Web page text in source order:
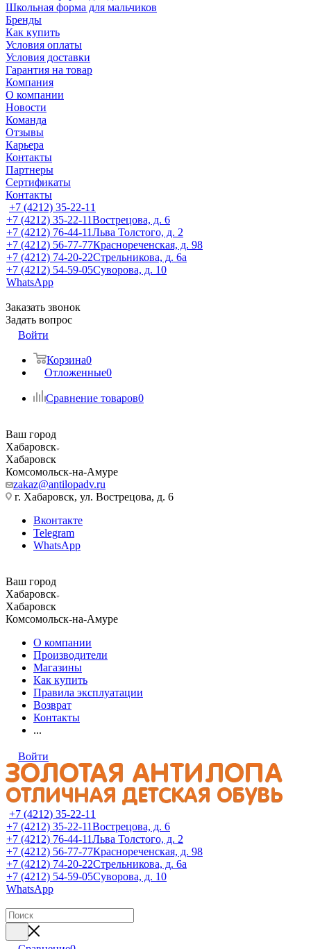
Школьная форма для мальчиков
Бренды
Как купить
Условия оплаты
Условия доставки
Гарантия на товар
Компания
О компании
Новости
Команда
Отзывы
Карьера
Контакты
Партнеры
Сертификаты
Контакты
+7 (4212) 35-22-11
+7 (4212) 35-22-11Вострецова, д. 6
+7 (4212) 76-44-11Льва Толстого, д. 2
+7 (4212) 56-77-77Краснореченская, д. 98
+7 (4212) 74-20-22Стрельникова, д. 6а
+7 (4212) 54-59-05Суворова, д. 10
WhatsApp
Заказать звонок
Задать вопрос
Войти
Корзина0
Отложенные0
Сравнение товаров0
Ваш город
Хабаровск
Хабаровск
Комсомольск-на-Амуре
zakaz@antilopadv.ru
г. Хабаровск, ул. Вострецова, д. 6
Вконтакте
Telegram
WhatsApp
Ваш город
Хабаровск
Хабаровск
Комсомольск-на-Амуре
О компании
Производители
Магазины
Как купить
Правила эксплуатации
Возврат
Контакты
...
Войти
+7 (4212) 35-22-11
+7 (4212) 35-22-11Вострецова, д. 6
+7 (4212) 76-44-11Льва Толстого, д. 2
+7 (4212) 56-77-77Краснореченская, д. 98
+7 (4212) 74-20-22Стрельникова, д. 6а
+7 (4212) 54-59-05Суворова, д. 10
WhatsApp